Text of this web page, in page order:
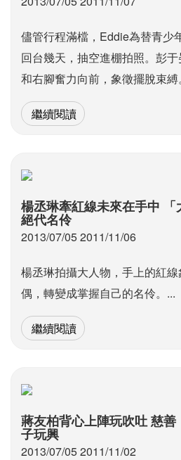
儘管行程滿檔，Eddie為替青少
回台幾天，抽空進棚拍照。彭
和右腳奮力向前，象徵擺脫束縛
繼續閱讀
楊丞琳牽紅線未來在手中
絕代名伶
2013/07/05 2011/11/06
楊丞琳拍攝大人物，手上的紅
偶，轉變成掌握自己的名伶。...
繼續閱讀
蔣友柏背心上陣玩吹吐 慈
子玩興
2013/07/05 2011/11/02